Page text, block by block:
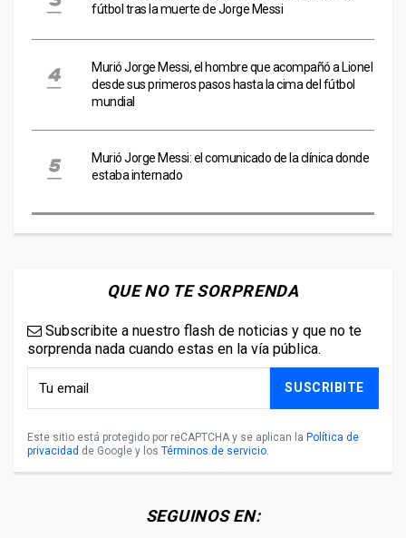
fútbol tras la muerte de Jorge Messi
Murió Jorge Messi, el hombre que acompañó a Lionel
desde sus primeros pasos hasta la cima del fútbol
mundial
Murió Jorge Messi: el comunicado de la clínica donde
estaba internado
QUE NO TE SORPRENDA
Subscribite a nuestro flash de noticias y que no te
sorprenda nada cuando estas en la vía pública.
SUSCRIBITE
Este sitio está protegido por reCAPTCHA y se aplican la Política de
privacidad de Google y los Términos de servicio.
SEGUINOS EN: